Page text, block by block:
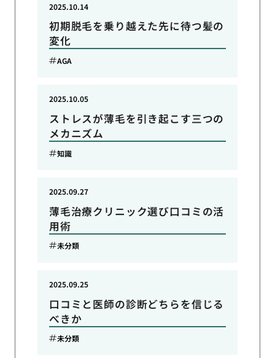
初期脱毛を乗り越えた先に待つ髪の
変化
2025.10.14
AGA
ストレスが薄毛を引き起こす三つの
メカニズム
2025.10.05
知識
薄毛治療クリニック選び口コミの活
用術
2025.09.27
未分類
口コミと医師の診断どちらを信じる
べきか
2025.09.25
未分類